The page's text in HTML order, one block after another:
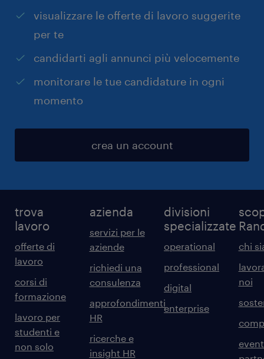
visualizzare le offerte di lavoro suggerite
per te
candidarti agli annunci più velocemente
monitorare le tue candidature in ogni
momento
crea un account
trova
lavoro
offerte di
lavoro
corsi di
formazione
lavoro per
studenti e
non solo
azienda
servizi per le
aziende
richiedi una
consulenza
approfondimenti
HR
ricerche e
insight HR
divisioni
specializzate
operational
professional
digital
enterprise
chi
noi